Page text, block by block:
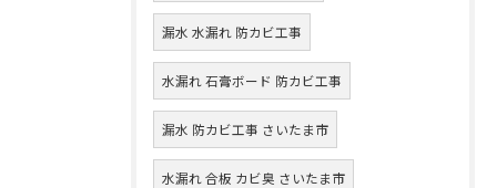
漏水 水漏れ 防カビ工事
水漏れ 石膏ボード 防カビ工事
漏水 防カビ工事 さいたま市
水漏れ 合板 カビ臭 さいたま市